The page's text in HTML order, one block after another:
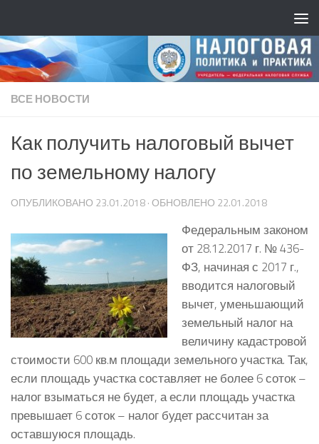
ВСЕ НОВОСТИ
Как получить налоговый вычет
по земельному налогу
ОПУБЛИКОВАНО 23.01.2018· ОБНОВЛЕНО 22.01.2018
Федеральным законом
от 28.12.2017 г. № 436-
ФЗ, начиная с 2017 г.,
вводится налоговый
вычет, уменьшающий
земельный налог на
величину кадастровой
стоимости 600 кв.м площади земельного участка. Так,
если площадь участка составляет не более 6 соток –
налог взыматься не будет, а если площадь участка
превышает 6 соток – налог будет рассчитан за
оставшуюся площадь.